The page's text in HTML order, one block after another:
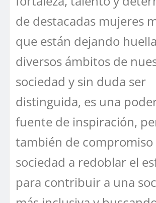
de destacadas mujeres
que están dejando
diversos ámbitos de
sociedad y sin duda ser
distinguida, es una
fuente de inspiración,
también de compromiso
sociedad a redoblar el
para contribuir a una